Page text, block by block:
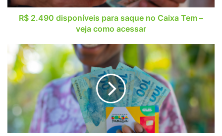
–
R$ 2.490 disponíveis para saque no Caixa Tem –
veja como acessar
Bolsa
Família
turbinado!
Lula
autoriza
antecipação
benefício
extra